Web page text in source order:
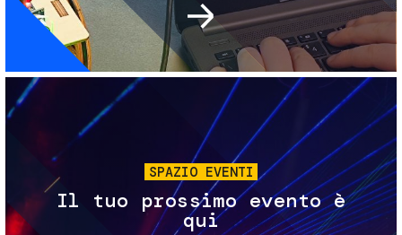
Immagine
SPAZIO EVENTI
Il tuo prossimo evento è
qui